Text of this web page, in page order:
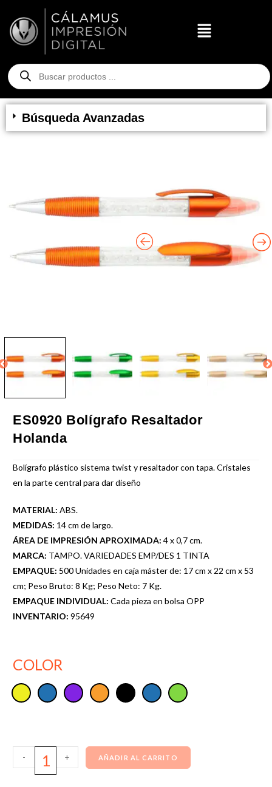
Búsqueda Avanzadas
ES0920 Bolígrafo Resaltador
Holanda
Bolígrafo plástico sistema twist y resaltador con tapa. Cristales
en la parte central para dar diseño
MATERIAL: ABS.
MEDIDAS: 14 cm de largo.
ÁREA DE IMPRESIÓN APROXIMADA: 4 x 0,7 cm.
MARCA: TAMPO. VARIEDADES EMP/DES 1 TINTA
EMPAQUE: 500 Unidades en caja máster de: 17 cm x 22 cm x 53
cm; Peso Bruto: 8 Kg; Peso Neto: 7 Kg.
EMPAQUE INDIVIDUAL: Cada pieza en bolsa OPP
INVENTARIO: 95649
COLOR
- + AÑADIR AL CARRITO